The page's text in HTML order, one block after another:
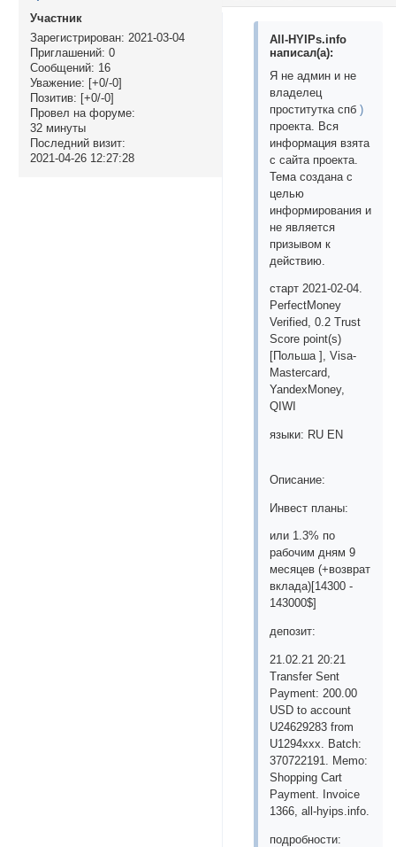
Участник
Зарегистрирован: 2021-03-04
Приглашений: 0
Сообщений: 16
Уважение: [+0/-0]
Позитив: [+0/-0]
Провел на форуме:
32 минуты
Последний визит:
2021-04-26 12:27:28
All-HYIPs.info
написал(а):
Я не админ и не
владелец
проститутка спб)
проекта. Вся
информация взята
с сайта проекта.
Тема создана с
целью
информирования и
не является
призывом к
действию.
старт 2021-02-04.
PerfectMoney
Verified, 0.2 Trust
Score point(s)
[Польша ], Visa-
Mastercard,
YandexMoney,
QIWI
языки: RU EN
Описание:
Инвест планы:
или 1.3% по
рабочим дням 9
месяцев (+возврат
вклада)[14300 -
143000$]
депозит:
21.02.21 20:21
Transfer Sent
Payment: 200.00
USD to account
U24629283 from
U1294xxx. Batch:
370722191. Memo:
Shopping Cart
Payment. Invoice
1366, all-hyips.info.
подробности: